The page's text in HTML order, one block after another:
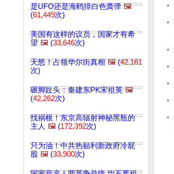
是UFO还是海鸥排白色粪弹 🖼️
(61,449次)
美国有这样的议员，国家才有希
望 🖼️ (33,646次)
天怒！占领华尔街真相 🖼️(42,161
次)
碾脚趾头：秦建东PK宋祖英 🖼️
(42,262次)
找祸根！东京高辐射神秘黑瓶的
主人 🖼️ (172,392次)
只为油！中共热贴利新政府冷屁
股 🖼️ (33,900次)